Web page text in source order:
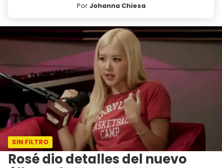
Por Johanna Chiesa
SIN FILTRO
Rosé dio detalles del nuevo